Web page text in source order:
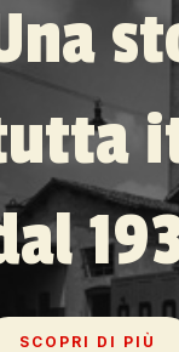
SCOPRI DI PIÙ